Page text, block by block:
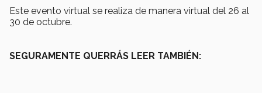
Este evento virtual se realiza de manera virtual del 26 al
30 de octubre.
SEGURAMENTE QUERRÁS LEER TAMBIÉN: